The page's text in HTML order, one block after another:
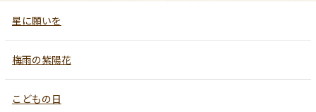
星に願いを
梅雨の紫陽花
こどもの日